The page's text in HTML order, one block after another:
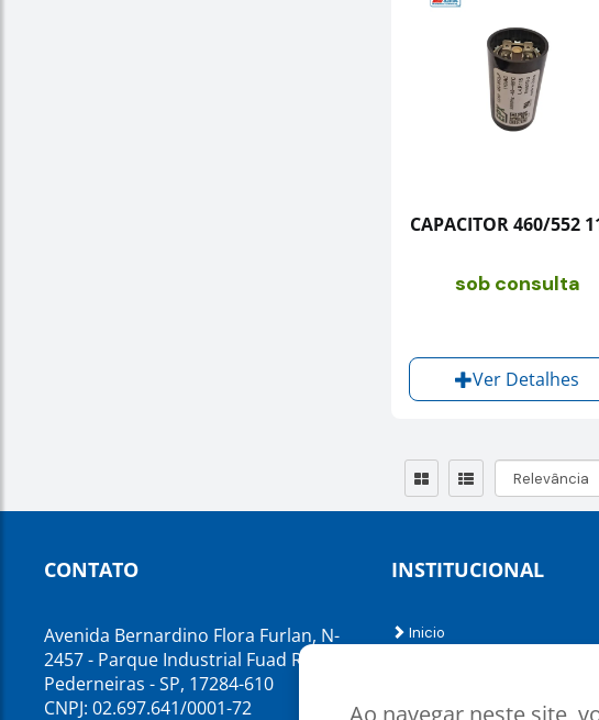
CAPACITOR 460/552
sob consulta
Ver Detalhes
CONTATO
Avenida Bernardino Flora Furlan, N-
2457 - Parque Industrial Fuad Razuk,
Pederneiras - SP, 17284-610
CNPJ: 02.697.641/0001-72
INSTITUCIONAL
Inicio
Ao navegar neste site,